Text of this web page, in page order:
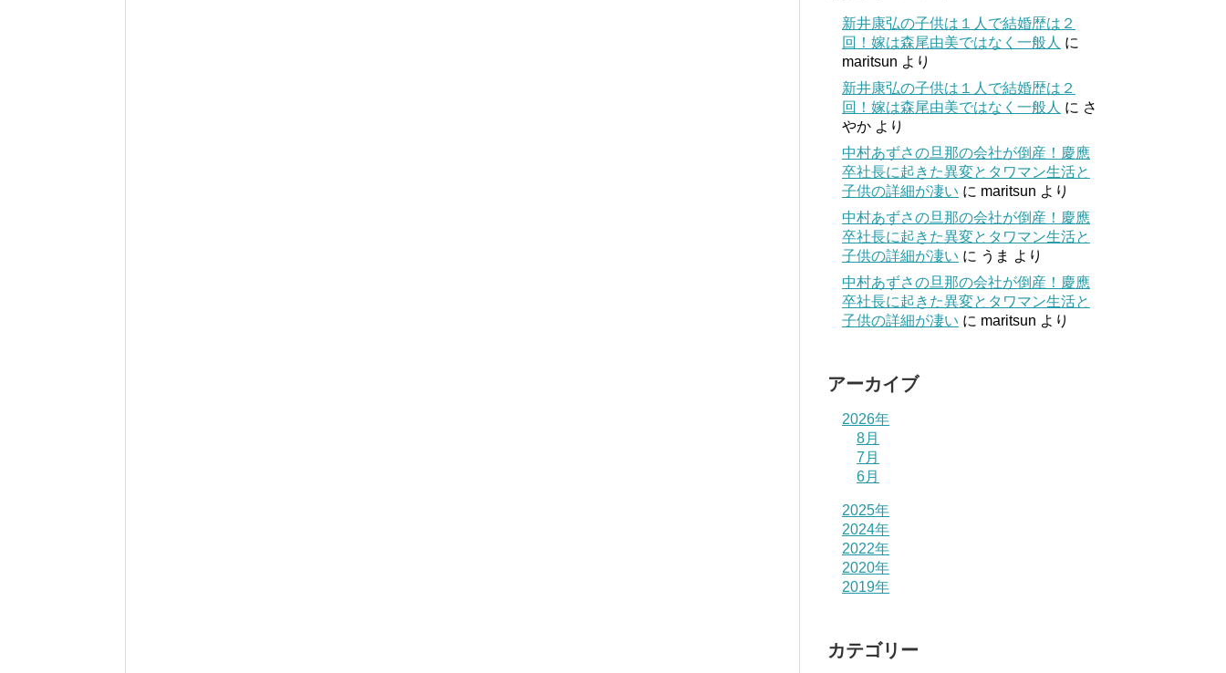
新井康弘の子供は１人で結婚歴は２
回！嫁は森尾由美ではなく一般人 に
maritsun より
新井康弘の子供は１人で結婚歴は２
回！嫁は森尾由美ではなく一般人 に さ
やか より
中村あずさの旦那の会社が倒産！慶應
卒社長に起きた異変とタワマン生活と
子供の詳細が凄い に maritsun より
中村あずさの旦那の会社が倒産！慶應
卒社長に起きた異変とタワマン生活と
子供の詳細が凄い に うま より
中村あずさの旦那の会社が倒産！慶應
卒社長に起きた異変とタワマン生活と
子供の詳細が凄い に maritsun より
アーカイブ
2026年
8月
7月
6月
2025年
2024年
2022年
2020年
2019年
カテゴリー